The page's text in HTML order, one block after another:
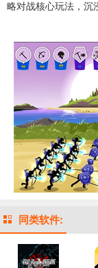
略对战核心玩法，沉
同类软件: